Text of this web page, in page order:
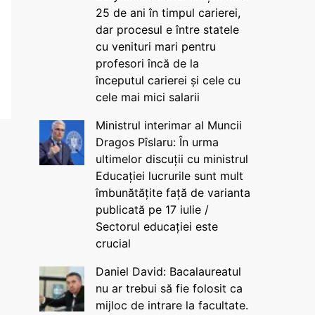
25 de ani în timpul carierei,
dar procesul e între statele
cu venituri mari pentru
profesori încă de la
începutul carierei și cele cu
cele mai mici salarii
Ministrul interimar al Muncii
Dragos Pîslaru: În urma
ultimelor discuții cu ministrul
Educației lucrurile sunt mult
îmbunătățite față de varianta
publicată pe 17 iulie /
Sectorul educației este
crucial
Daniel David: Bacalaureatul
nu ar trebui să fie folosit ca
mijloc de intrare la facultate.